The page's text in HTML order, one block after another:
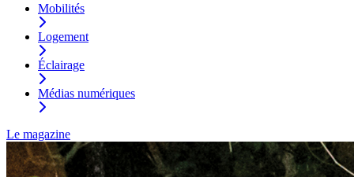
Mobilités
Logement
Éclairage
Médias numériques
Le magazine